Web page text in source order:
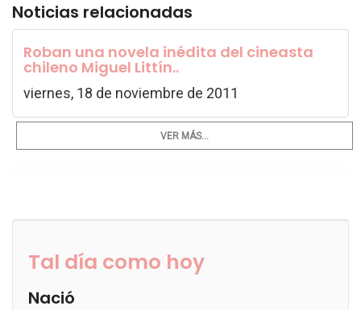
Noticias relacionadas
Roban una novela inédita del cineasta
chileno Miguel Littín..
viernes, 18 de noviembre de 2011
VER MÁS...
Tal día como hoy
Nació